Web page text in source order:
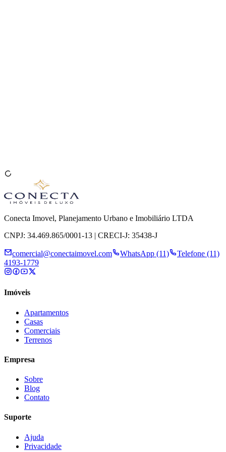
Conecta Imovel, Planejamento Urbano e Imobiliário LTDA
CNPJ: 34.469.865/0001-13 | CRECI-J: 35438-J
comercial@conectaimovel.com WhatsApp (11)
Telefone (11)
4193-1779
Imóveis
Apartamentos
Casas
Comerciais
Terrenos
Empresa
Sobre
Blog
Contato
Suporte
Ajuda
Privacidade